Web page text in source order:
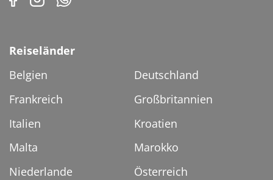
Reiseländer
Belgien
Deutschland
Frankreich
Großbritannien
Italien
Kroatien
Malta
Marokko
Niederlande
Österreich